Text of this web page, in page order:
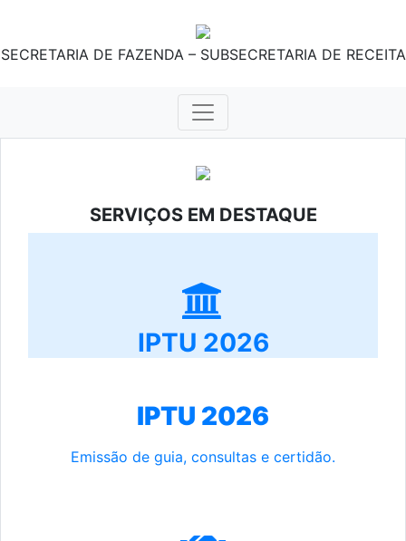
SECRETARIA DE FAZENDA – SUBSECRETARIA DE RECEITA
SERVIÇOS EM DESTAQUE
IPTU 2026
IPTU 2026
Emissão de guia, consultas e certidão.